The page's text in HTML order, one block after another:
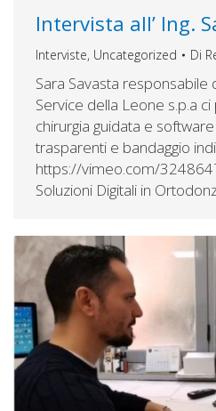
Intervista all’ Ing.
Interviste, Uncategorized Di
Sara Savasta responsabile
Service della Leone s.p.a
chirurgia guidata e
trasparenti e bandaggio
https://vimeo.com/
Soluzioni Digitali in